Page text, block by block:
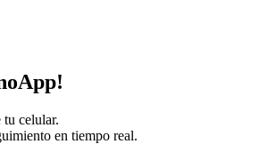
tu celular.
en tiempo real.